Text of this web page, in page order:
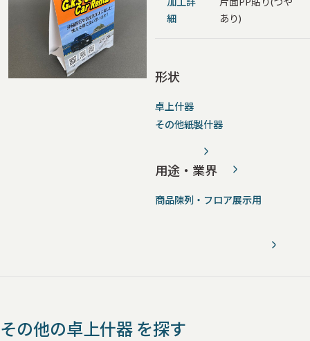
細
あり)
形状
卓上什器
その他紙製什器
用途・業界
商品陳列・フロア展示用
その他の卓上什器 を探す